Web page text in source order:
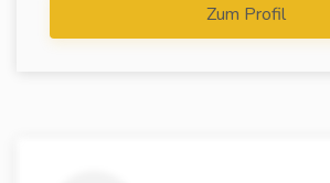
Zum Profil